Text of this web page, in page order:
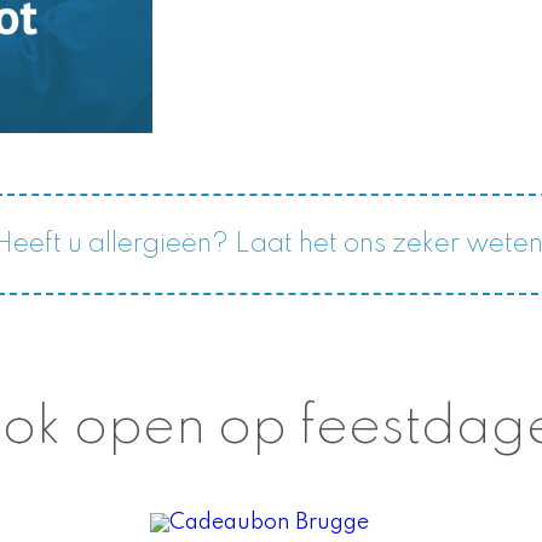
u allergieën? Laat het ons zeker
open op